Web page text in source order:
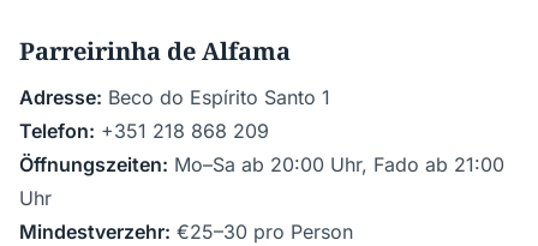
Parreirinha de Alfama
Adresse: Beco do Espírito Santo 1
Telefon: +351 218 868 209
Öffnungszeiten: Mo–Sa ab 20:00 Uhr, Fado ab 21:00
Uhr
Mindestverzehr: €25–30 pro Person